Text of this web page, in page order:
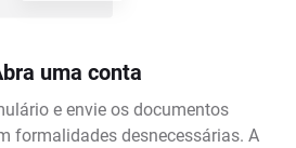
uma conta
e envie os documentos
formalidades desnecessárias. A